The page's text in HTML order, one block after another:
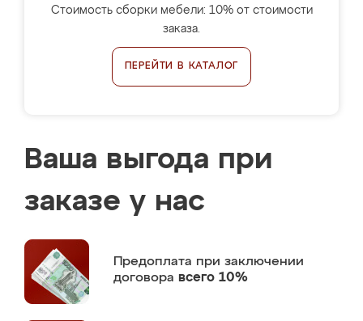
Стоимость сборки мебели: 10% от стоимости
заказа.
ПЕРЕЙТИ В КАТАЛОГ
Ваша выгода при
заказе у нас
Предоплата при заключении
договора всего 10%